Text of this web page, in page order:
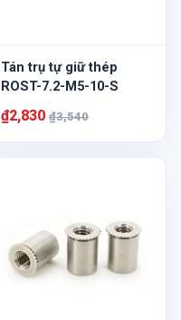
Tán trụ tự giữ thép
ROST-7.2-M5-10-S
₫2,830 ₫3,540